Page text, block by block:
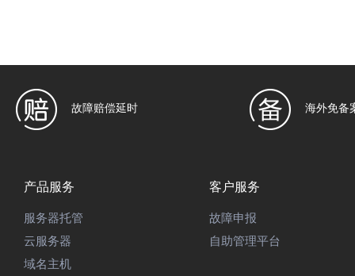
故障赔偿延时 海外免备
产品服务
服务器托管
云服务器
域名主机
客户服务
故障申报
自助管理平台